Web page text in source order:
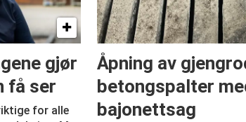
gjør
få ser
for alle
Åpning av
betongspalter
bajonettsag